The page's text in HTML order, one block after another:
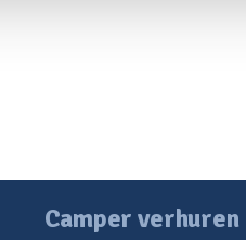
Camper verhuren